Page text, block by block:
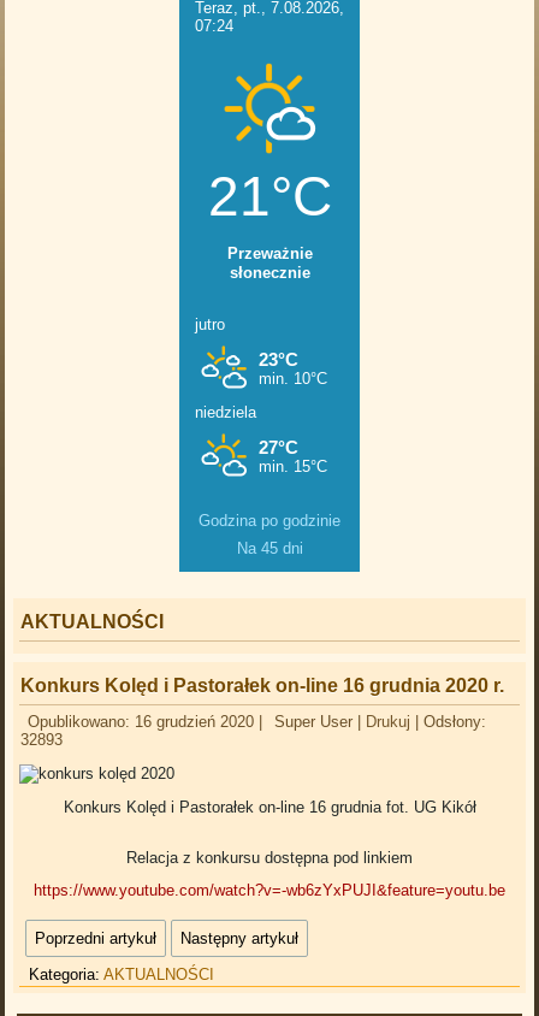
Godzina po godzinie
Na 45 dni
AKTUALNOŚCI
Konkurs Kolęd i Pastorałek on-line 16 grudnia 2020 r.
Opublikowano: 16 grudzień 2020 Super User Drukuj |Odsłony:
32893
Konkurs Kolęd i Pastorałek on-line 16 grudnia fot. UG Kikół
Relacja z konkursu dostępna pod linkiem
https://www.youtube.com/watch?v=-wb6zYxPUJI&feature=youtu.be
Poprzedni artykuł
Następny artykuł
Kategoria:AKTUALNOŚCI